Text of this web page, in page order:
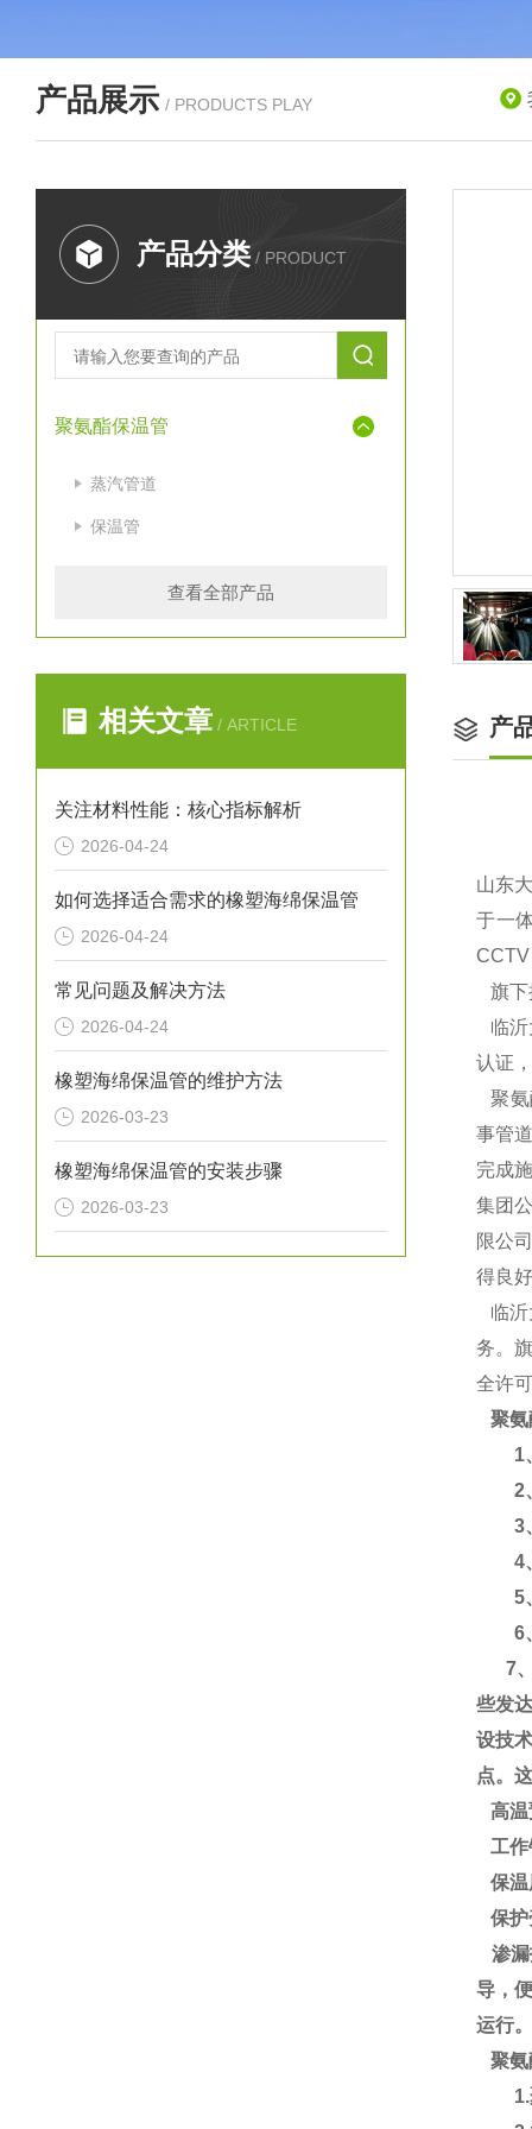
产品展示 / PRODUCTS PLAY
产品分类 / PRODUCT
聚氨酯保温管
蒸汽管道
保温管
查看全部产品
相关文章 / ARTICLE
关注材料性能：核心指标解析
2026-04-24
如何选择适合需求的橡塑海绵保温管
2026-04-24
常见问题及解决方法
2026-04-24
橡塑海绵保温管的维护方法
2026-03-23
橡塑海绵保温管的安装步骤
2026-03-23
产
山东
于一
旗下
临沂
认证
聚氨
事管
完成
集团
限公
得良
临沂
务。
全许
聚
1、
2、
3、
4、
5、
6、
7、
些发
设技
点。
高温
工作
保温
保护
渗漏
导，
运行。
聚氨
1.聚